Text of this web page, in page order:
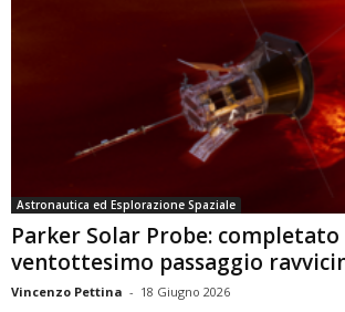
Astronautica ed Esplorazione Spaziale
Parker Solar Probe:
ventottesimo passaggio
Vincenzo Pettina - 18 Giugno 2026